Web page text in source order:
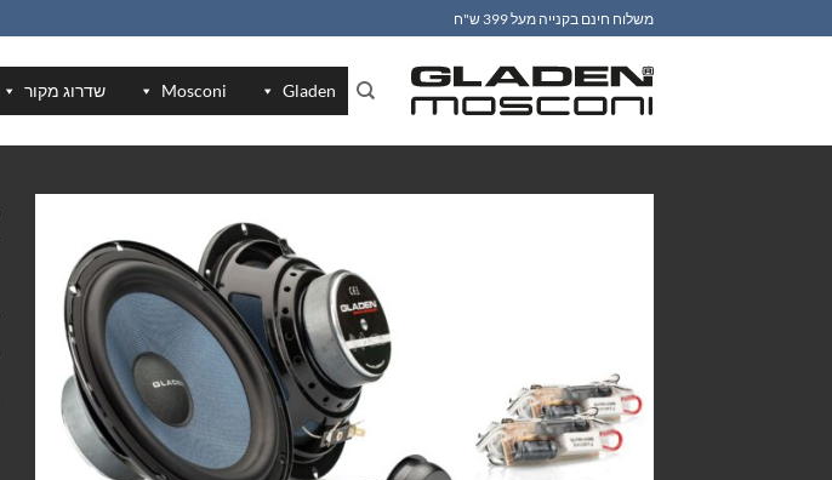
to
משלוח חינם בקנייה מעל 399 ש"ח
Gladen
Mosconi שדרוג מקור